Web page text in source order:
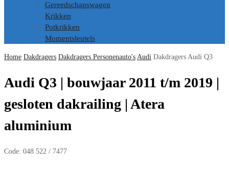
Gereedschapswagen
Krikken
Potkrikken
Momentsleutels
Home Dakdragers Dakdragers Personenauto's Audi Dakdragers Audi Q3
Audi Q3 | bouwjaar 2011 t/m 2019 |
gesloten dakrailing | Atera
aluminium
Code: 048 522 / 7477